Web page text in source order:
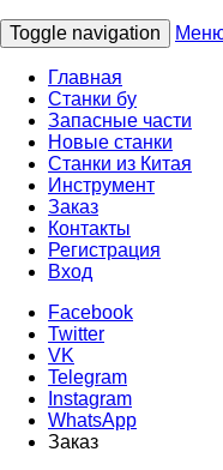
Toggle navigation
Главная
Станки бу
Запасные части
Новые станки
Станки из Китая
Инструмент
Заказ
Контакты
Регистрация
Вход
Facebook
Twitter
VK
Telegram
Instagram
WhatsApp
Заказ